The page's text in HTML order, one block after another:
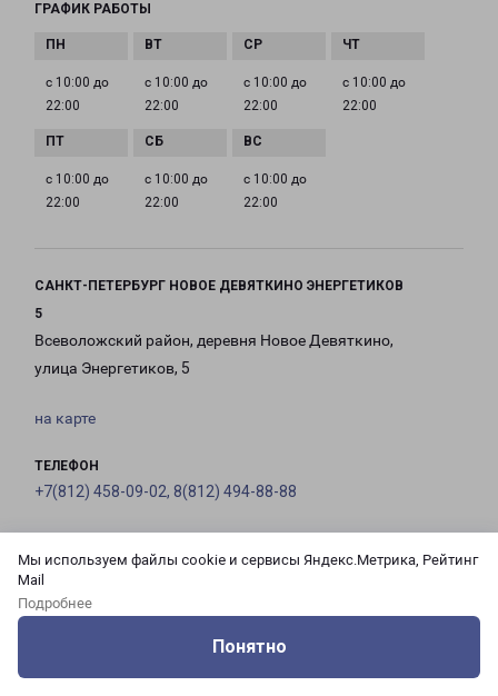
Мы используем файлы cookie и сервисы Яндекс.Метрика, Рейтинг
Mail
Подробнее
Понятно
ГРАФИК РАБОТЫ
с 10:00 до
22:00
с 10:00 до
22:00
с 10:00 до
22:00
с 10:00 до
22:00
с 10:00 до
22:00
с 10:00 до
22:00
с 10:00 до
22:00
САНКТ-ПЕТЕРБУРГ НОВОЕ ДЕВЯТКИНО ЭНЕРГЕТИКОВ
5
Всеволожский район, деревня Новое Девяткино,
улица Энергетиков, 5
на карте
ТЕЛЕФОН
+7(812) 458-09-02, 8(812) 494-88-88
pecom@pecom.ru
ГРАФИК РАБОТЫ